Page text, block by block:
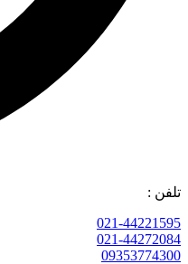
تلفن :
021-44221595
021-44272084
09353774300